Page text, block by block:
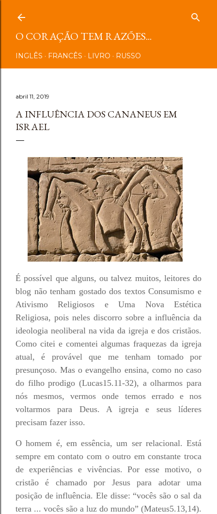
O CORAÇÃO TEM RAZÕES...
INGLÊS FRANCÊS LIVRO RUSSO
abril 11, 2019
A INFLUÊNCIA DOS CANANEUS EM
ISRAEL
É possível que alguns, ou talvez muitos, leitores do
blog não tenham gostado dos textos Consumismo e
Ativismo Religiosos e Uma Nova Estética
Religiosa, pois neles discorro sobre a influência da
ideologia neoliberal na vida da igreja e dos cristãos.
Como citei e comentei algumas fraquezas da igreja
atual, é provável que me tenham tomado por
presunçoso. Mas o evangelho ensina, como no caso
do filho prodigo (Lucas15.11-32), a olharmos para
nós mesmos, vermos onde temos errado e nos
voltarmos para Deus. A igreja e seus líderes
precisam fazer isso.
O homem é, em essência, um ser relacional. Está
sempre em contato com o outro em constante troca
de experiências e vivências. Por esse motivo, o
cristão é chamado por Jesus para adotar uma
posição de influência. Ele disse: “vocês são o sal da
terra ... vocês são a luz do mundo” (Mateus5.13,14).